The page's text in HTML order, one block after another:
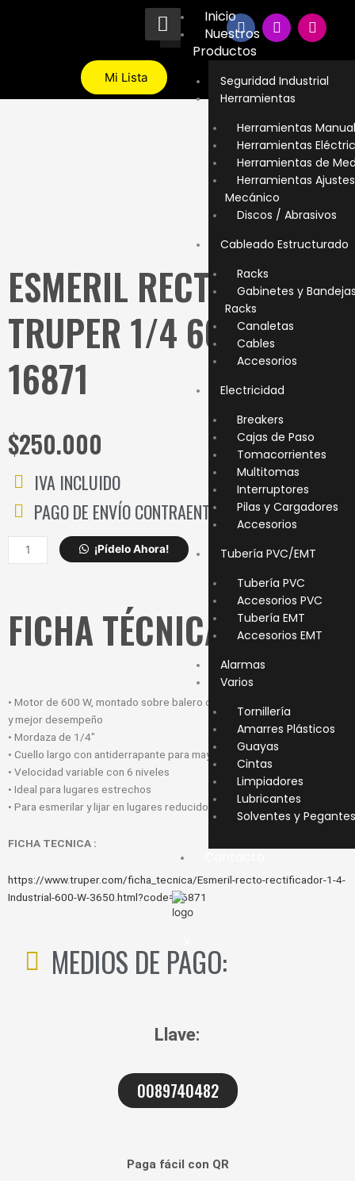
Inicio
Nuestros
Productos
Seguridad Industrial
Herramientas
Herramientas
Herramientas
Herramientas de
Herramientas Ajustes
Mecánico
Discos / Abrasivos
Cableado Estructurado
Racks
Gabinetes y
Racks
Canaletas
Cables
Accesorios
Electricidad
Breakers
Cajas de Paso
Tomacorrientes
Multitomas
Interruptores
Pilas y Cargadores
Accesorios
Tubería PVC/EMT
Tubería PVC
Accesorios PVC
Tubería EMT
Accesorios EMT
Alarmas
Varios
Tornillería
Amarres Plásticos
Guayas
Cintas
Limpiadores
Lubricantes
Solventes y Pegantes
F
a
c
e
b
o
o
I
n
t
a
g
r
a
m
T
i
t
o
Mi Lista
ESMERIL RECTO
TRUPER 1/4 600W
16871
$250.000
IVA INCLUIDO
PAGO DE ENVÍO CONTRAENTREGA
ESMERIL
RECTO
600W
16871
cantidad
¡Pídelo Ahora!
FICHA TÉCNICA
• Motor de 600 W, montado sobre balero de bolas para mayor vida útil
y mejor desempeño
• Mordaza de 1/4″
• Cuello largo con antiderrapante para mayor control y precisión
• Velocidad variable con 6 niveles
• Ideal para lugares estrechos
• Para esmerilar y lijar en lugares reducidos
FICHA TECNICA :
https://www.truper.com/ficha_tecnica/Esmeril-recto-rectificador-1-4-
Industrial-600-W-3650.html?code=16871
MEDIOS DE PAGO:
Llave:
0089740482
Paga fácil con QR